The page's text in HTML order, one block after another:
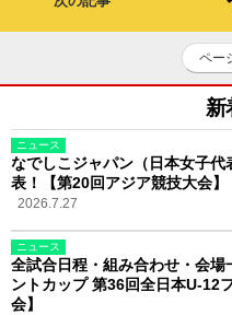
ペー
新
ニュース
なでしこジャパン（日本女子代
表！【第20回アジア競技大会】
2026.7.27
ニュース
全試合日程・組み合わせ・会場
ントカップ 第36回全日本U-12
会】